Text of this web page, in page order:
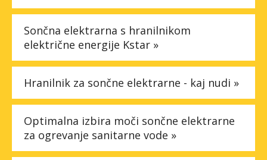
Sončna elektrarna s hranilnikom
električne energije Kstar »
Hranilnik za sončne elektrarne - kaj nudi »
Optimalna izbira moči sončne elektrarne
za ogrevanje sanitarne vode »